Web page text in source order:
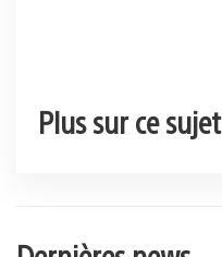
Plus sur ce sujet